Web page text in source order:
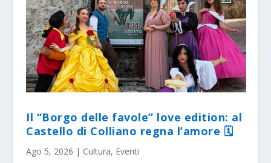
Il “Borgo delle favole” love edition: al
Castello di Colliano regna l’amore 🗓
Ago 5, 2026 | Cultura, Eventi